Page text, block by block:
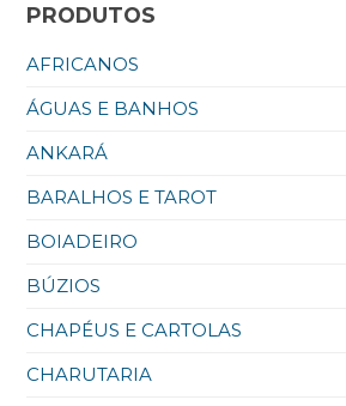
PRODUTOS
AFRICANOS
ÁGUAS E BANHOS
ANKARÁ
BARALHOS E TAROT
BOIADEIRO
BÚZIOS
CHAPÉUS E CARTOLAS
CHARUTARIA